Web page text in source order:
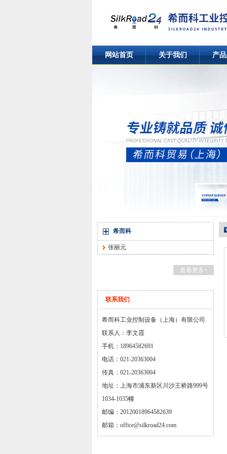
网站首页 关于我们 产
希而科
张丽元
查看更多+
联系我们
希而科工业控制设备（上海）有限公司
联系人：李文霞
手机：18964582691
电话：021-20363004
传真：021-20363004
地址：上海市浦东新区川沙王桥路999号
1034-1035幢
邮编：20120018964582639
邮箱： office@silkroad24.com